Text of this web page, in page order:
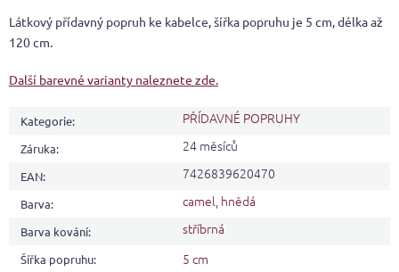
Látkový přídavný popruh ke kabelce, šířka popruhu je 5 cm, délka až
120 cm.
Další barevné varianty naleznete zde.
Kategorie: PŘÍDAVNÉ POPRUHY
Záruka: 24 měsíců
EAN: 7426839620470
Barva: camel hnědá
Barva kování: stříbrná
Šířka popruhu: 5 cm